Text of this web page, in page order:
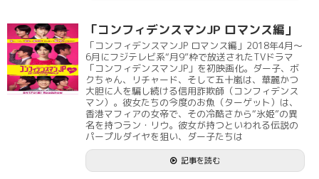
「コンフィデンスマンJP ロマンス編」
「コンフィデンスマンJP ロマンス編」2018年4月～
6月にフジテレビ系“月9”枠で放送されたTVドラマ
「コンフィデンスマンJP」を初映画化。ダー子、ボ
クちゃん、リチャード、そして五十嵐は、華麗かつ
大胆に人を騙し続ける信用詐欺師（コンフィデンス
マン）。彼女たちの今度のお魚（ターゲット）は、
香港マフィアの女帝で、その冷酷さから“氷姫”の異
名を持つラン・リウ。彼女が持つといわれる伝説の
パープルダイヤを狙い、ダー子たちは
記事を読む